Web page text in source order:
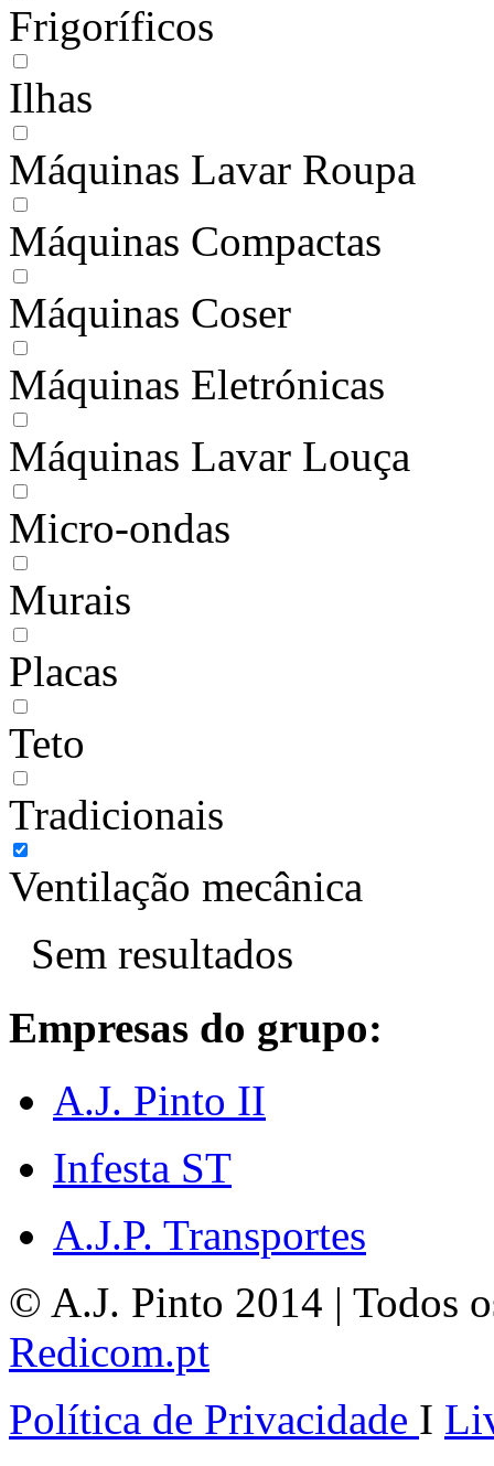
Frigoríficos
Ilhas
Máquinas Lavar Roupa
Máquinas Compactas
Máquinas Coser
Máquinas Eletrónicas
Máquinas Lavar Louça
Micro-ondas
Murais
Placas
Teto
Tradicionais
Ventilação mecânica
Sem resultados
Empresas do grupo:
A.J. Pinto II
Infesta ST
A.J.P. Transportes
© A.J. Pinto 2014 | Todos
Redicom.pt
Política de Privacidade I